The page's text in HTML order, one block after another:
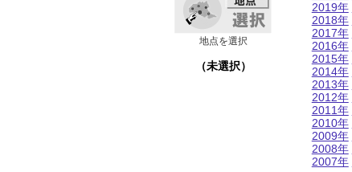
地点を選択
（未選択）
2019年
2018年
2017年
2016年
2015年
2014年
2013年
2012年
2011年
2010年
2009年
2008年
2007年